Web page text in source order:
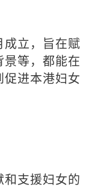
成立，旨在赋
景等，都能在
促进本港妇女
和支援妇女的